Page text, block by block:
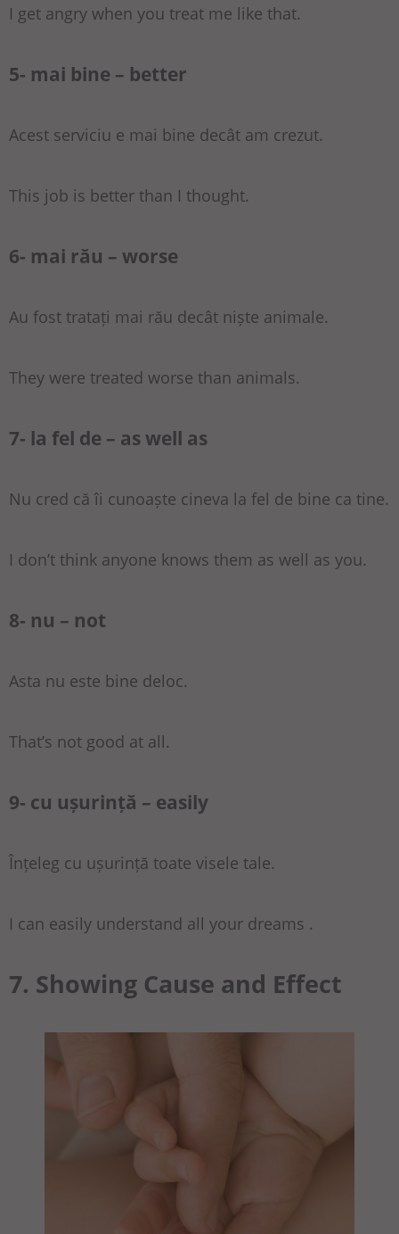
I get angry when you treat me like that.
5- mai bine – better
Acest serviciu e mai bine decât am crezut.
This job is better than I thought.
6- mai rău – worse
Au fost tratați mai rău decât niște animale.
They were treated worse than animals.
7- la fel de – as well as
Nu cred că îi cunoaște cineva la fel de bine ca tine.
I don’t think anyone knows them as well as you.
8- nu – not
Asta nu este bine deloc.
That’s not good at all.
9- cu ușurință – easily
Înțeleg cu ușurință toate visele tale.
I can easily understand all your dreams .
7. Showing Cause and Effect